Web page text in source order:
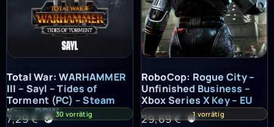
Total War: WARHAMMER III – Sayl – Tides of Torment (PC) –
Total War: WARHAMMER
III – Sayl – Tides of
Torment (PC) – Steam
Key – ROW
7,29€ 30 vorrätig
RoboCop: Rogue City –
RoboCop: Rogue City –
Unfinished Business –
Xbox Series X Key – EU
29,69€ 1 vorrätig